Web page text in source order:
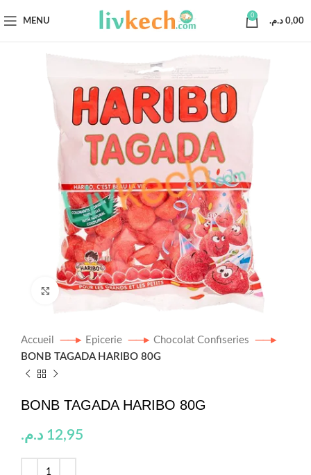
MENU
0
0,00 د.م.
Click to enlarge
Accueil Epicerie
Chocolat Confiseries
BONB TAGADA HARIBO 80G
BONB TAGADA HARIBO 80G
12,95 د.م.